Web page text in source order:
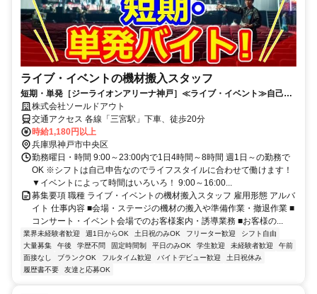
ライブ・イベントの機材搬入スタッフ
短期・単発［ジーライオンアリーナ神戸］≪ライブ・イベント≫自己申
告制！週1日OK！好きな時に働く♪
株式会社ソールドアウト
交通アクセス 各線「三宮駅」下車、徒歩20分
時給1,180円以上
兵庫県神戸市中央区
勤務曜日・時間 9:00～23:00内で1日4時間～8時間 週1日～の勤務で
OK ※シフトは自己申告なのでライフスタイルに合わせて働けます！
▼イベントによって時間はいろいろ！ 9:00～16:00...
募集要項 職種 ライブ・イベントの機材搬入スタッフ 雇用形態 アルバ
イト 仕事内容 ■会場・ステージの機材の搬入や準備作業・撤退作業 ■
コンサート・イベント会場でのお客様案内・誘導業務 ■お客様の...
業界未経験者歓迎 週1日からOK 土日祝のみOK フリーター歓迎
シフト自由
大量募集
午後 学歴不問 固定時間制 平日のみOK 学生歓迎 未経験者歓迎
午前
面接なし
ブランクOK フルタイム歓迎 バイトデビュー歓迎
土日祝休み
履歴書不要
友達と応募OK